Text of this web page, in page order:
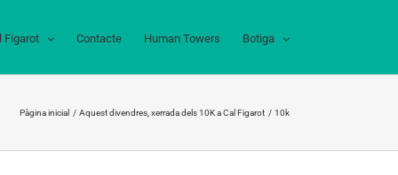
Figarot Contacte Human Towers Botiga
Pàgina inicial Aquest divendres, xerrada dels 10K a Cal Figarot 10k